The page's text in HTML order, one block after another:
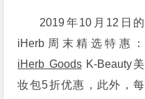
2019年10月12日的
iHerb周末精选特惠：
iHerb GoodsK-Beauty美
妆包5折优惠，此外，每